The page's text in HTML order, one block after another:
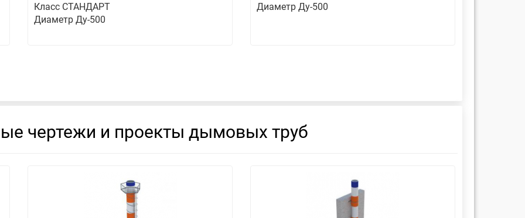
Класс СТАНДАРТ
Диаметр Ду-500
Диаметр Ду-500
чертежи и проекты дымовых труб